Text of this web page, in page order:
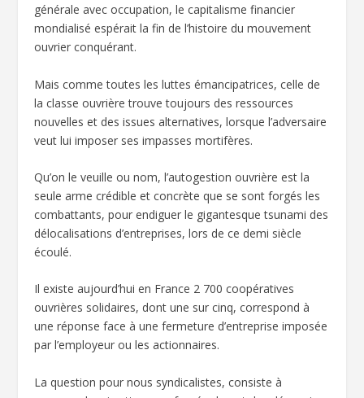
générale avec occupation, le capitalisme financier
mondialisé espérait la fin de l’histoire du mouvement
ouvrier conquérant.
Mais comme toutes les luttes émancipatrices, celle de
la classe ouvrière trouve toujours des ressources
nouvelles et des issues alternatives, lorsque l’adversaire
veut lui imposer ses impasses mortifères.
Qu’on le veuille ou nom, l’autogestion ouvrière est la
seule arme crédible et concrète que se sont forgés les
combattants, pour endiguer le gigantesque tsunami des
délocalisations d’entreprises, lors de ce demi siècle
écoulé.
Il existe aujourd’hui en France 2 700 coopératives
ouvrières solidaires, dont une sur cinq, correspond à
une réponse face à une fermeture d’entreprise imposée
par l’employeur ou les actionnaires.
La question pour nous syndicalistes, consiste à